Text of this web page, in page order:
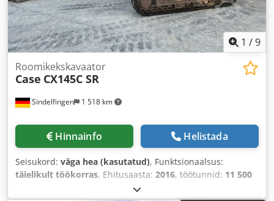
1 /9
Sindelfingen 1 518 km
Roomikekskavaator
Case CX145C SR
Hinnainfo Helistada
Seisukord: väga hea (kasutatud), Funktsionaalsus:
täielikult töökorras, Ehitusaasta: 2016, töötunnid: 11 500